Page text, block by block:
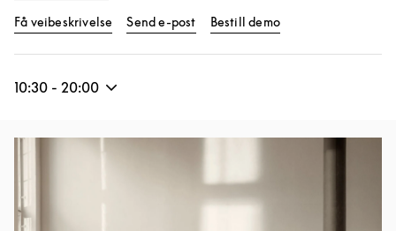
Få veibeskrivelse Link Opens in New Tab
Send e-post Bestill demo
10:30 - 20:00
Bilde av arrangement